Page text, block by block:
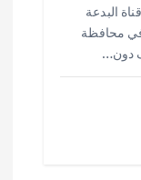
البدعة
في محافظة
دون…